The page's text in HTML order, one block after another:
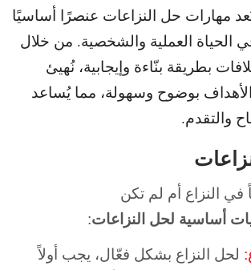
تُعد مهارات حل النزاعات عنصرًا أساسيًا
الحياة العملية والشخصية. من خلال
بطريقة بنّاءة وإيجابية، نُهيئ
الأهداف بوضوح وسهولة، مما يُساعد
والتقدم.
النزاع أم لم تكن
أساسية لحل النزاعات:
لحل النزاع بشكل فعّال، يجب أولاً